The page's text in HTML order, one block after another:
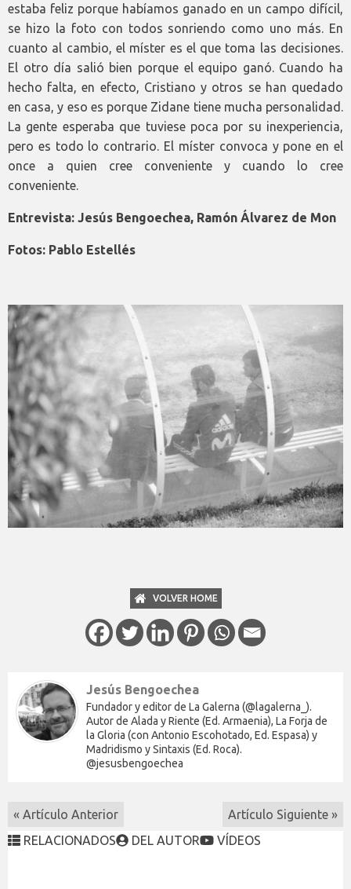
estaba feliz porque habíamos ganado en un campo difícil,
se hizo la foto con todos sonriendo como uno más. En
cuanto al cambio, el míster es el que toma las decisiones.
El otro día salió bien porque el equipo ganó. Cuando ha
hecho falta, en efecto, Cristiano y otros se han quedado
en casa, y eso es porque Zidane tiene mucha personalidad.
La gente esperaba que tuviese poca por su inexperiencia,
pero es todo lo contrario. El míster convoca y pone en el
once a quien cree conveniente y cuando lo cree
conveniente.
Entrevista: Jesús Bengoechea, Ramón Álvarez de Mon
Fotos: Pablo Estellés
VOLVER HOME
Jesús Bengoechea
Fundador y editor de La Galerna (@lagalerna_).
Autor de Alada y Riente (Ed. Armaenia), La Forja de
la Gloria (con Antonio Escohotado, Ed. Espasa) y
Madridismo y Sintaxis (Ed. Roca).
@jesusbengoechea
« Artículo Anterior
Artículo Siguiente »
RELACIONADOS
DEL AUTOR VÍDEOS